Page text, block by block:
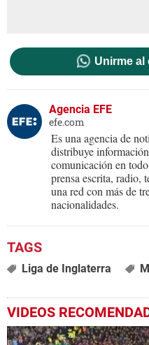
Unirme al
Agencia EFE
efe.com
Es una agencia de
distribuye
comunicación en
prensa escrita, radio,
una red con más de
nacionalidades.
Liga de Inglaterra
VIDEOS